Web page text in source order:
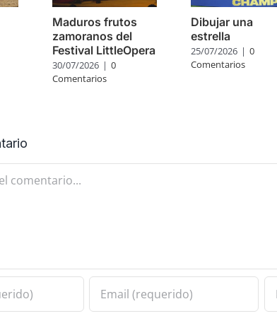
Maduros frutos
zamoranos del
Festival LittleOpera
30/07/2026 | 0
Comentarios
Dibujar una
estrella
25/07/2026 | 0
Comentarios